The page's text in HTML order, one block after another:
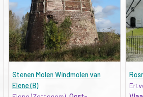
Stenen Molen Windmolen van
Elene (B)